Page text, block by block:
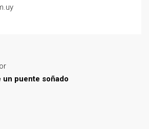
un puente soñado